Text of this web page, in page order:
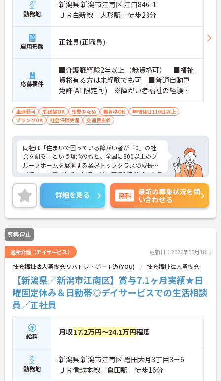
勤務地
新潟県 新潟市江南区 江口846-1
ＪＲ白新線「大形駅」徒歩23分
雇用形態 正社員(正職員)
応募要件
■介護職経験2年以上（無資格可） ■福祉
資格有る方は未経験でも可 ■普通自動車
免許(AT限定可) ※障がい者福祉の経験は
不問です。※実務経験2年以上の方、障がい
者福祉に関する経験をお持ちの方大歓迎
車通勤可 未経験OK 残業少なめ 無資格OK
年間休日110日以上
ブランクOK
社会保険完備 交通費支給
同社は「住まいで困っている障がい者が『0』の社
会を創る」という理念のもと、全国に300以上のグ
ループホームを展開する業界トップクラスの成長企
業です。「広域生活支援員」は、車で1時間圏内の複
数施設を横断的に担当し、現場支援とパートスタッ
フのサポートを行うハイクラスなポジションです。
最新設備とバリアフリーが完備され、スタッフの身
体的負担が少なく、広域手当5万円が付与されるこ
とで高い給与水準を実現しています。年間休日114
日の確保や、献立・レシピの完全標準化による業務
効率化など、ワークライフバランスを保ちながら定
年70歳まで長期的に活躍できる制度が盤石に整って
います。複数施設を経験することで培われるマネジ
メント視点は、将来的なエリアマネージャーへのキ
ャリアアップにも直結しており、最新の環境で専門
性を発揮したいプロフェッショナルの方にお勧めで
す。
★おすすめPOINT★
・広域支援員として複数のホームを巡るため、各ホ
ームのパートスタッフの教育やサポートにも携わる
ことができ、現場の介助業務にとどまらず、施設運
す。
・定年70歳、再雇用75歳までという業界屈指の制度
詳細を見る 無料
最新の募集状況を問
い合わせる
募集停止
通所介護（デイサービス） 更新日：2026年05月18日
社会福祉法人勇樹会リハトレ・ポート遊(YOU) 社会福祉法人勇樹会
【新潟県／新潟市江南区】賞与7.1ヶ月実績★日
曜固定休み＆日勤帯◎デイサービスでの生活相談
員／正社員
給料 月収 17.2万円～24.1万円程度
勤務地
新潟県 新潟市江南区 亀田大月3丁目3－6
ＪＲ信越本線「亀田駅」徒歩16分